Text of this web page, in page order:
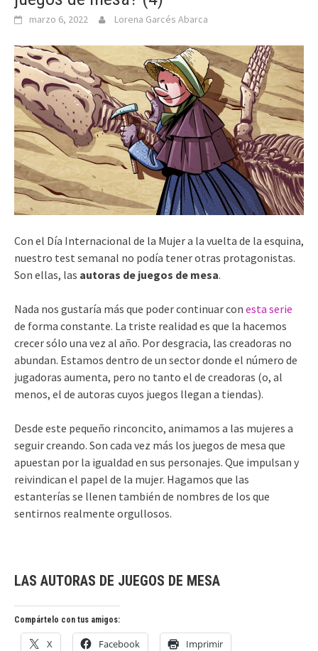
marzo 6, 2022 Lorena Garcés Abarca
Con el Día Internacional de la Mujer a la vuelta de la esquina,
nuestro test semanal no podía tener otras protagonistas.
Son ellas, las autoras de juegos de mesa.
Nada nos gustaría más que poder continuar con esta serie
de forma constante. La triste realidad es que la hacemos
crecer sólo una vez al año. Por desgracia, las creadoras no
abundan. Estamos dentro de un sector donde el número de
jugadoras aumenta, pero no tanto el de creadoras (o, al
menos, el de autoras cuyos juegos llegan a tiendas).
Desde este pequeño rinconcito, animamos a las mujeres a
seguir creando. Son cada vez más los juegos de mesa que
apuestan por la igualdad en sus personajes. Que impulsan y
reivindican el papel de la mujer. Hagamos que las
estanterías se llenen también de nombres de los que
sentirnos realmente orgullosos.
LAS AUTORAS DE JUEGOS DE MESA
Compártelo con tus amigos:
X Facebook Imprimir